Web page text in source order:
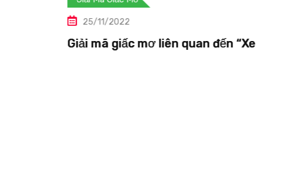
25/11/2022
Giải mã giấc mơ liên quan đến “Vực”.